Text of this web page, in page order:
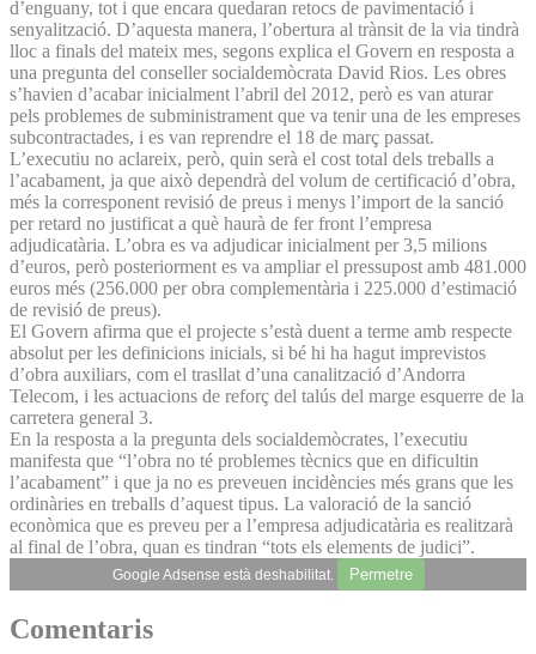
d’enguany, tot i que encara quedaran retocs de pavimentació i
senyalització. D’aquesta manera, l’obertura al trànsit de la via tindrà
lloc a finals del mateix mes, segons explica el Govern en resposta a
una pregunta del conseller socialdemòcrata David Rios. Les obres
s’havien d’acabar inicialment l’abril del 2012, però es van aturar
pels problemes de subministrament que va tenir una de les empreses
subcontractades, i es van reprendre el 18 de març passat.
L’executiu no aclareix, però, quin serà el cost total dels treballs a
l’acabament, ja que això dependrà del volum de certificació d’obra,
més la corresponent revisió de preus i menys l’import de la sanció
per retard no justificat a què haurà de fer front l’empresa
adjudicatària. L’obra es va adjudicar inicialment per 3,5 milions
d’euros, però posteriorment es va ampliar el pressupost amb 481.000
euros més (256.000 per obra complementària i 225.000 d’estimació
de revisió de preus).
El Govern afirma que el projecte s’està duent a terme amb respecte
absolut per les definicions inicials, si bé hi ha hagut imprevistos
d’obra auxiliars, com el trasllat d’una canalització d’Andorra
Telecom, i les actuacions de reforç del talús del marge esquerre de la
carretera general 3.
En la resposta a la pregunta dels socialdemòcrates, l’executiu
manifesta que “l’obra no té problemes tècnics que en dificultin
l’acabament” i que ja no es preveuen incidències més grans que les
ordinàries en treballs d’aquest tipus. La valoració de la sanció
econòmica que es preveu per a l’empresa adjudicatària es realitzarà
al final de l’obra, quan es tindran “tots els elements de judici”.
Google Adsense està deshabilitat. Permetre
Comentaris